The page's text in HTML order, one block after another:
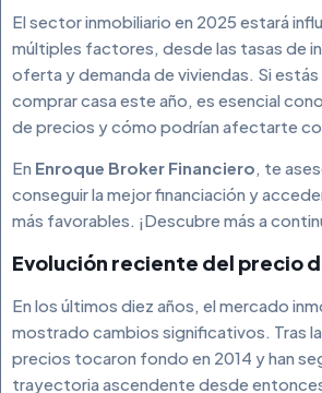
El sector inmobiliario en 2025 estará
múltiples factores, desde las tasas de
oferta y demanda de viviendas. Si estás
comprar casa este año, es esencial
de precios y cómo podrían afectarte
En Enroque Broker Financiero, te
conseguir la mejor financiación y
más favorables. ¡Descubre más a
Evolución reciente del precio
En los últimos diez años, el mercado
mostrado cambios significativos. Tras
precios tocaron fondo en 2014 y han
trayectoria ascendente desde